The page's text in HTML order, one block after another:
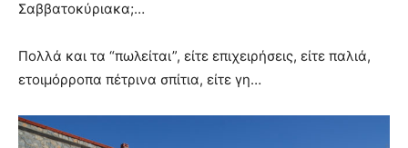
Σαββατοκύριακα;…
Πολλά και τα “πωλείται”, είτε επιχειρήσεις, είτε παλιά,
ετοιμόρροπα πέτρινα σπίτια, είτε γη…